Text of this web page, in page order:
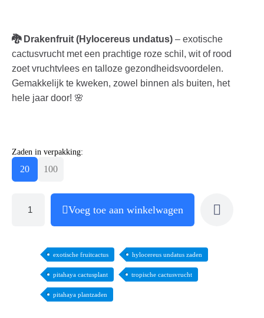
🐉 Drakenfruit (Hylocereus undatus) – exotische
cactusvrucht met een prachtige roze schil, wit of rood
zoet vruchtvlees en talloze gezondheidsvoordelen.
Gemakkelijk te kweken, zowel binnen als buiten, het
hele jaar door! 🌸
Zaden in verpakking:
20 100
Voeg toe aan winkelwagen
exotische fruitcactus hylocereus undatus zaden
pitahaya cactusplant tropische cactusvrucht
pitahaya plantzaden